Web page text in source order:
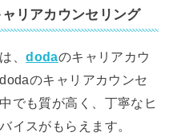
リアカウンセリング
、dodaのキャリアカウ
のキャリアカウンセ
でも質が高く、丁寧なヒ
イスがもらえます。